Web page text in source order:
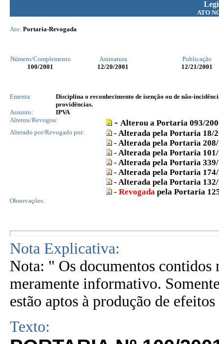
ATO
Ato: Portaria-Revogada
Número/Complemento Assinatura
Publicação
100/2001 12/20/2001 12/21/2001
Ementa:
Disciplina o reconhecimento de isenção ou de não-
providências.
Assunto:
IPVA
Alterou/Revogou:
- Alterou a Portaria 093/
Alterado por/Revogado por: - Alterada pela Portaria 18/
- Alterada pela Portaria
- Alterada pela Portaria
- Alterada pela Portaria
- Alterada pela Portaria
- Alterada pela Portaria
- Revogada pela Portaria
Observações:
Nota Explicativa:
Nota: " Os documentos contidos
meramente informativo.
estão aptos à produção de
Texto: